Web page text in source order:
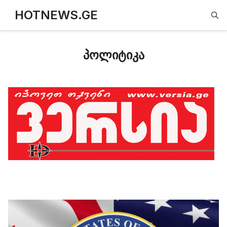
HOTNEWS.GE
პოლიტიკა